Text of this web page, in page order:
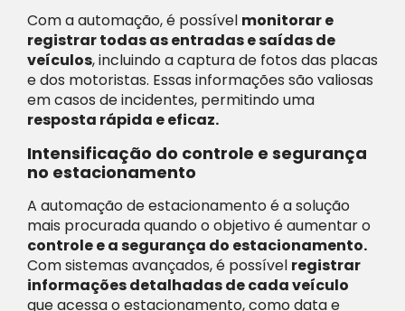
Com a automação, é possível monitorar e
registrar todas as entradas e saídas de
veículos, incluindo a captura de fotos das placas
e dos motoristas. Essas informações são valiosas
em casos de incidentes, permitindo uma
resposta rápida e eficaz.
Intensificação do controle e segurança
no estacionamento
A automação de estacionamento é a solução
mais procurada quando o objetivo é aumentar o
controle e a segurança do estacionamento.
Com sistemas avançados, é possível registrar
informações detalhadas de cada veículo
que acessa o estacionamento, como data e